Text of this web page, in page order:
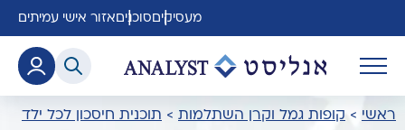
מעסיקים סוכנים אזור אישי עמיתים
ראשי > קופות גמל וקרן השתלמות > תוכנית חיסכון לכל ילד